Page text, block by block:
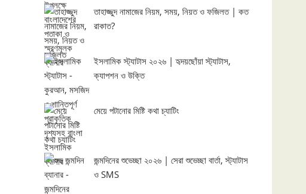
তাহাজ্জুদ নামাজের নিয়ম, সময়, নিয়ত ও ফজিলত | কত
রাকাত?
ইসলামিক স্ট্যাটাস ২০২৬ | হৃদয়ছোঁয়া স্ট্যাটাস,
ক্যাপশন ও উক্তি
মেয়ে পটানোর মিষ্টি কথা চ্যাটিং
জন্মদিনের শুভেচ্ছা ২০২৬ | সেরা শুভেচ্ছা বার্তা, স্ট্যাটাস
ও SMS